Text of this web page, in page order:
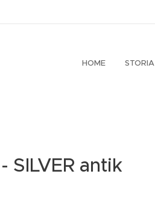
HOME STORIA
SILVER antik